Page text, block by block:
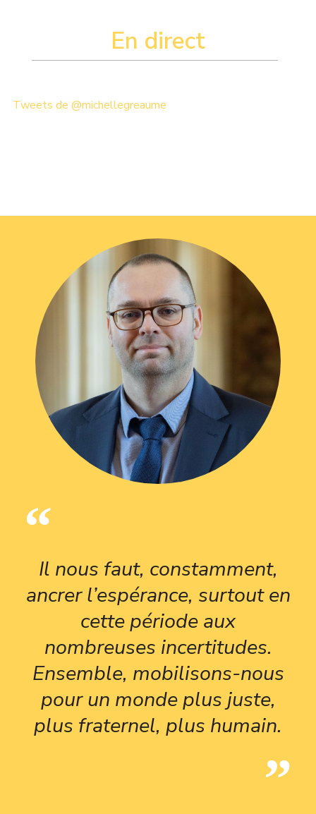
En direct
Tweets de @michellegreaume
Il nous faut, constamment,
ancrer l’espérance, surtout en
cette période aux
nombreuses incertitudes.
Ensemble, mobilisons-nous
pour un monde plus juste,
plus fraternel, plus humain.